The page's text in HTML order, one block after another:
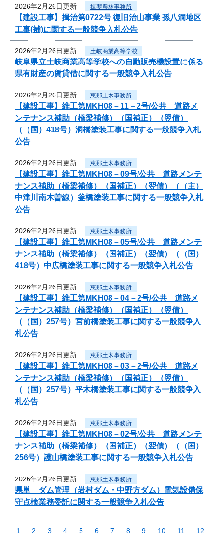
2026年2月26日更新 揖斐農林事務所
【建設工事】揖治第0722号 復旧治山事業 孫八洞地区
工事(補)に関する一般競争入札公告
2026年2月26日更新 土岐商業高等学校
岐阜県立土岐商業高等学校への自動販売機設置に係る
県有財産の賃貸借に関する一般競争入札公告
2026年2月26日更新 恵那土木事務所
【建設工事】維工第MKH08－11－2号/公共 道路メ
ンテナンス補助（橋梁補修）（国補正）（翌債）
（（国）418号）洞橋塗装工事に関する一般競争入札
公告
2026年2月26日更新 恵那土木事務所
【建設工事】維工第MKH08－09号/公共 道路メンテ
ナンス補助（橋梁補修）（国補正）（翌債）（（主）
中津川南木曽線）釜橋塗装工事に関する一般競争入札
公告
2026年2月26日更新 恵那土木事務所
【建設工事】維工第MKH08－05号/公共 道路メンテ
ナンス補助（橋梁補修）（国補正）（翌債）（（国）
418号）中広橋塗装工事に関する一般競争入札公告
2026年2月26日更新 恵那土木事務所
【建設工事】維工第MKH08－04－2号/公共 道路メ
ンテナンス補助（橋梁補修）（国補正）（翌債）
（（国）257号）宮前橋塗装工事に関する一般競争入
札公告
2026年2月26日更新 恵那土木事務所
【建設工事】維工第MKH08－03－2号/公共 道路メ
ンテナンス補助（橋梁補修）（国補正）（翌債）
（（国）257号）平木橋塗装工事に関する一般競争入
札公告
2026年2月26日更新 恵那土木事務所
【建設工事】維工第MKH08－02号/公共 道路メンテ
ナンス補助（橋梁補修）（国補正）（翌債）（（国）
256号）護山橋塗装工事に関する一般競争入札公告
2026年2月26日更新 恵那土木事務所
県単 ダム管理（岩村ダム・中野方ダム）電気設備保
守点検業務委託に関する一般競争入札公告
1 2 3 4 5 6 7 8 9 10 11
12